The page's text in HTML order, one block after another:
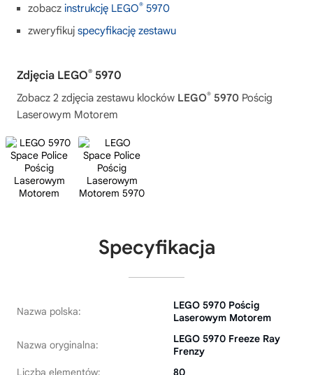
zobacz instrukcję LEGO® 5970
zweryfikuj specyfikację zestawu
Zdjęcia LEGO® 5970
Zobacz 2 zdjęcia zestawu klocków LEGO® 5970 Pościg
Laserowym Motorem
Specyfikacja
Nazwa polska:
LEGO 5970 Pościg
Laserowym Motorem
Nazwa oryginalna:
LEGO 5970 Freeze Ray
Frenzy